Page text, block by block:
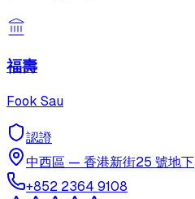
福壽
Fook Sau
認證
中西區 — 香港新街25 號地下
+852 2364 9108